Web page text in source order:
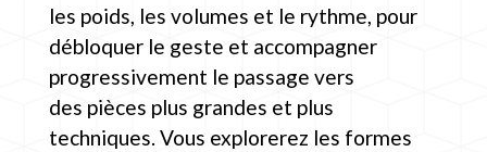
les poids, les volumes et le rythme, pour
débloquer le geste et accompagner
progressivement le passage vers
des pièces plus grandes et plus
techniques. Vous explorerez les formes